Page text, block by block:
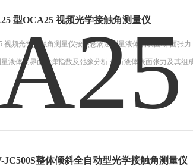
型OCA25 视频光学接触角测量仪
视频光学接触角测量仪按照悬滴法测量液体的表面/界面张
液体的界面粘弹指数及弛豫分析 分析液体表面张力及其组
JC500S整体倾斜全自动型光学接触角测量仪